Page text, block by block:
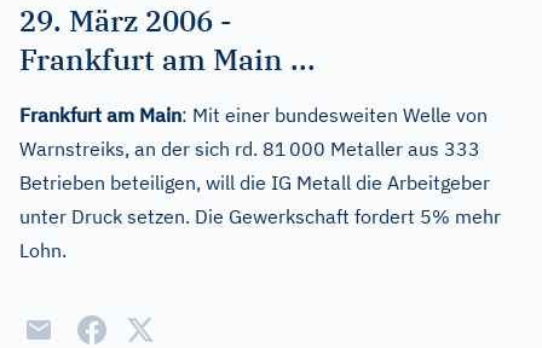
29. März 2006 -
Frankfurt am Main ...
Frankfurt am Main: Mit einer bundesweiten Welle von
Warnstreiks, an der sich rd. 81 000 Metaller aus 333
Betrieben beteiligen, will die IG Metall die Arbeitgeber
unter Druck setzen. Die Gewerkschaft fordert 5% mehr
Lohn.